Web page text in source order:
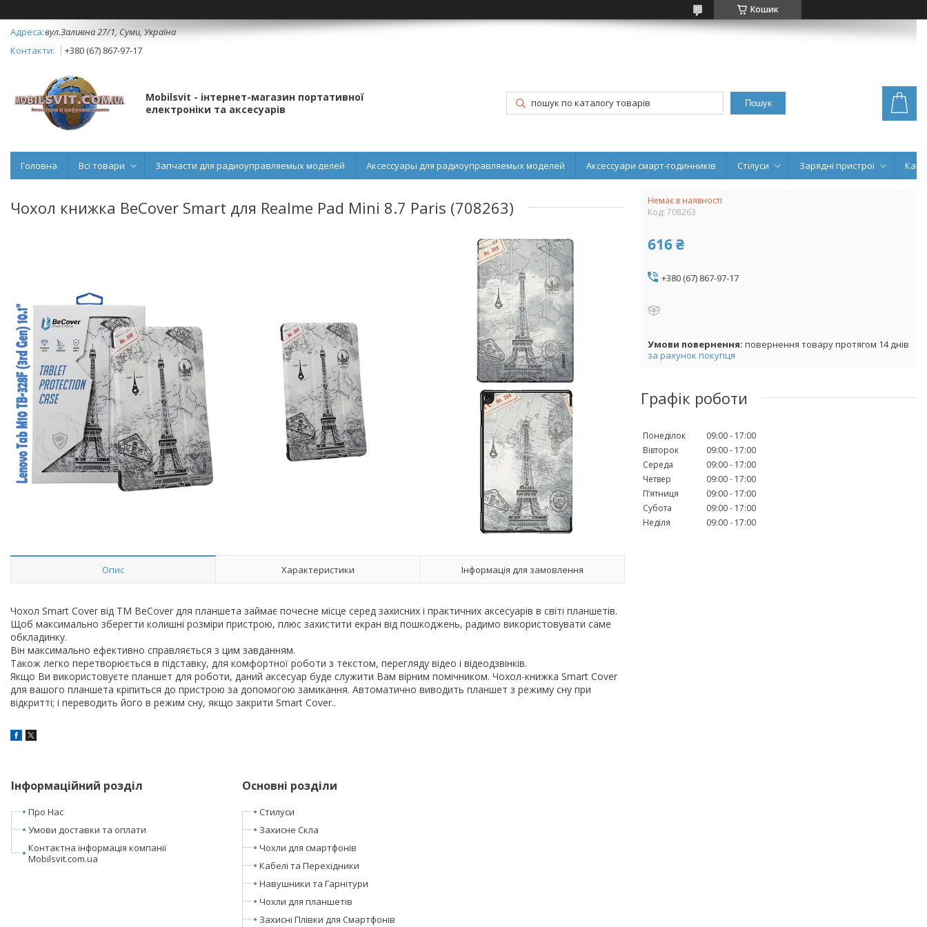
Кошик
вул.Заливна 27/1, Суми, Україна
+380 (67) 867-97-17
Mobilsvit - інтернет-магазин портативної
електроніки та аксесуарів
Пошук
Головна Всі товари Запчасти для радиоуправляемых моделей Аксессуары для радиоуправляемых моделей Аксессуари смарт-годинників Стілуси Зарядні пристрої
Чохол книжка BeCover Smart для Realme Pad Mini 8.7 Paris (708263)
Опис Характеристики Інформація для замовлення
Чохол Smart Cover від ТМ BeCover для планшета займає почесне місце серед захисних і практичних аксесуарів в світі планшетів.
Щоб максимально зберегти колишні розміри пристрою, плюс захистити екран від пошкоджень, радимо використовувати саме
обкладинку.
Він максимально ефективно справляється з цим завданням.
Також легко перетворюється в підставку, для комфортної роботи з текстом, перегляду відео і відеодзвінків.
Якщо Ви використовуєте планшет для роботи, даний аксесуар буде служити Вам вірним помічником. Чохол-книжка Smart Cover
для вашого планшета кріпиться до пристрою за допомогою замикання. Автоматично виводить планшет з режиму сну при
відкритті; і переводить його в режим сну, якщо закрити Smart Cover..
Немає в наявності
Код: 708263
616 ₴
+380 (67) 867-97-17
повернення товару протягом 14 днів
за рахунок покупця
Графік роботи
Понеділок 09:00
17:00
Вівторок
09:00
17:00
Середа
09:00
17:00
Четвер
09:00
17:00
Пʼятниця
09:00
17:00
Субота
09:00
17:00
Неділя
09:00 17:00
Інформаційний розділ
Про Нас
Умови доставки та оплати
Контактна інформація компанії
Mobilsvit.com.ua
Основні розділи
Стилуси
Захисне Скла
Чохли для смартфонів
Кабелі та Перехідники
Навушники та Гарнітури
Чохли для планшетів
Захисні Плівки для Смартфонів